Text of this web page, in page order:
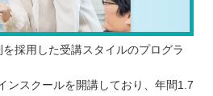
採用した受講スタイルのプログラ
ンスクールを開講しており、年間1.7